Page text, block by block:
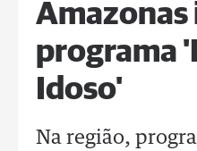
programa
Idoso'
Na região,